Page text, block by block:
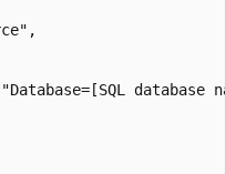
database